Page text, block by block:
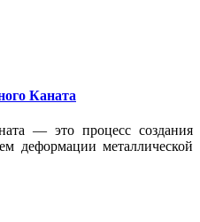
Каната
— это процесс создания
деформации металлической